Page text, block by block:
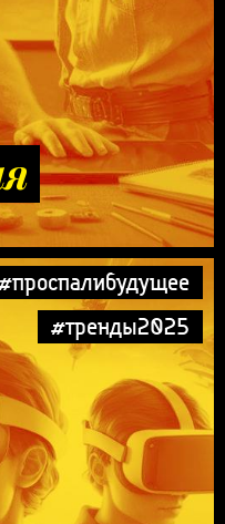
#тренды2025